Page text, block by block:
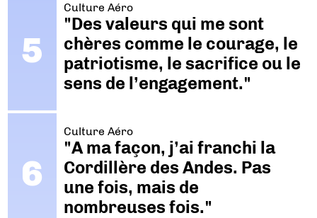
Culture Aéro
"Des valeurs qui me sont
chères comme le courage, le
patriotisme, le sacrifice ou le
sens de l’engagement."
Culture Aéro
"A ma façon, j’ai franchi la
Cordillère des Andes. Pas
une fois, mais de
nombreuses fois."